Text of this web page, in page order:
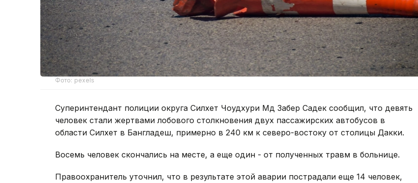
Фото: pexels
Суперинтендант полиции округа Силхет Чоудхури Мд Забер Садек сообщил, что девять
человек стали жертвами лобового столкновения двух пассажирских автобусов в
области Силхет в Бангладеш, примерно в 240 км к северо-востоку от столицы Дакки.
Восемь человек скончались на месте, а еще один - от полученных травм в больнице.
Правоохранитель уточнил, что в результате этой аварии пострадали еще 14 человек,